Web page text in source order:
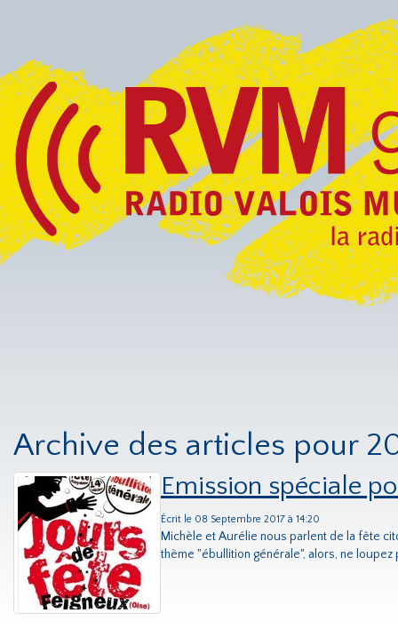
Archive des articles pour
Emission spéciale
Écrit le 08 Septembre 2017 à 14:20
Michèle et Aurélie nous parlent de la fête
thème "ébullition générale", alors, ne loupez